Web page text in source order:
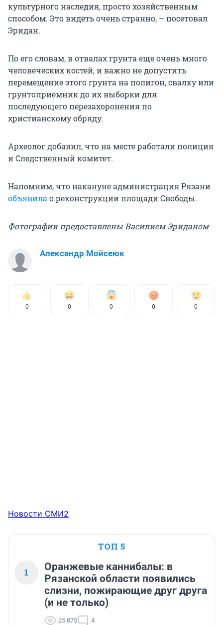
культурного наследия, просто хозяйственным
способом. Это видеть очень странно, – посетовал
Эридан.
По его словам, в отвалах грунта еще очень много
человеческих костей, и важно не допустить
перемещение этого грунта на полигон, свалку или
грунтоприемник до их выборки для
последующего перезахоронения по
христианскому обряду.
Археолог добавил, что на месте работали полиция
и Следственный комитет.
Напомним, что накануне администрация Рязани
объявила о реконструкции площади Свободы.
Фотографии предоставлены Василием Эриданом
Александр Мойсеюк
0 0 0 0 0
Новости СМИ2
ТОП 5
1
Оранжевые каннибалы: в
Рязанской области появились
слизни, пожирающие друг друга
(и не только)
25 875 4